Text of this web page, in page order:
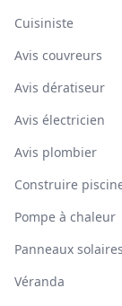
Cuisiniste
Avis couvreurs
Avis dératiseur
Avis électricien
Avis plombier
Construire
Pompe à chaleur
Panneaux solaires
Véranda